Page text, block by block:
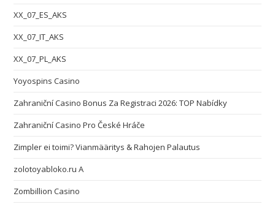
XX_07_ES_AKS
XX_07_IT_AKS
XX_07_PL_AKS
Yoyospins Casino
Zahraniční Casino Bonus Za Registraci 2026: TOP Nabídky
Zahraniční Casino Pro České Hráče
Zimpler ei toimi? Vianmääritys & Rahojen Palautus
zolotoyabloko.ru A
Zombillion Casino